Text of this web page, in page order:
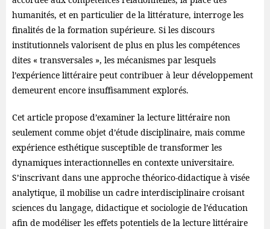
humanités, et en particulier de la littérature, interroge les
finalités de la formation supérieure. Si les discours
institutionnels valorisent de plus en plus les compétences
dites « transversales », les mécanismes par lesquels
l’expérience littéraire peut contribuer à leur développement
demeurent encore insuffisamment explorés.
Cet article propose d’examiner la lecture littéraire non
seulement comme objet d’étude disciplinaire, mais comme
expérience esthétique susceptible de transformer les
dynamiques interactionnelles en contexte universitaire.
S’inscrivant dans une approche théorico-didactique à visée
analytique, il mobilise un cadre interdisciplinaire croisant
sciences du langage, didactique et sociologie de l’éducation
afin de modéliser les effets potentiels de la lecture littéraire